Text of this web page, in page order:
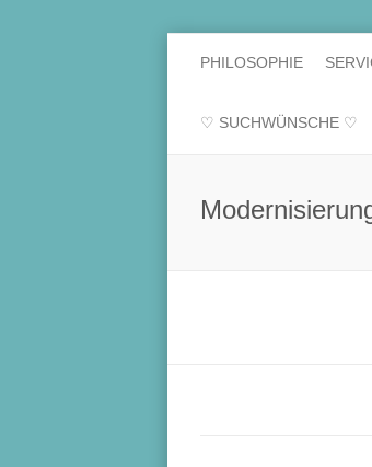
PHILOSOPHIE
♡ SUCHWÜNSCHE ♡